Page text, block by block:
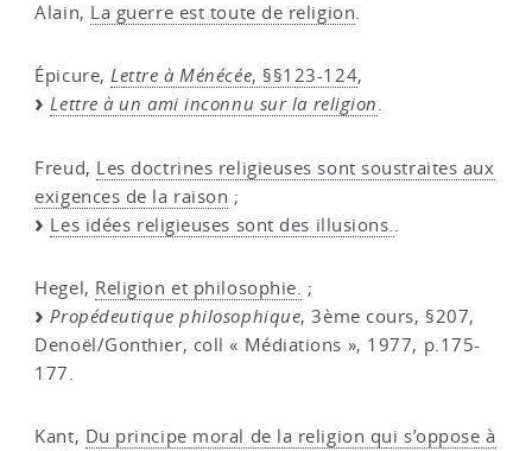
Alain, La guerre est toute de religion.
Épicure,Lettre à Ménécée, §§123-124,
Lettre à un ami inconnu sur la religion.
Freud, Les doctrines religieuses sont soustraites aux
exigences de la raison ;
Les idées religieuses sont des illusions..
Hegel, Religion et philosophie. ;
Propédeutique philosophique, 3ème cours, §207,
Denoël/Gonthier, coll « Médiations », 1977, p.175-
177.
Kant, Du principe moral de la religion qui s’oppose à